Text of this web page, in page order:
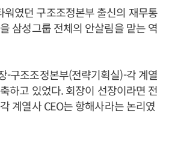
워였던 구조조정본부 출신의 재무통
삼성그룹 전체의 안살림을 맡는 역
-구조조정본부(전략기획실)-각 계열
하고 있었다. 회장이 선장이라면 전
계열사 CEO는 항해사라는 논리였